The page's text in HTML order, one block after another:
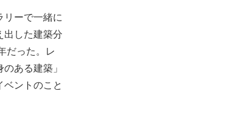
リーで一緒に
出した建築分
だった。レ
ある建築」
ントのこと